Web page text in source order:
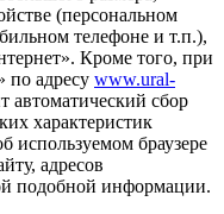
(персональном
телефоне и т.п.),
Кроме того, при
адресу www.ural-
автоматический сбор
характеристик
используемом браузере
адресов
подобной информации.